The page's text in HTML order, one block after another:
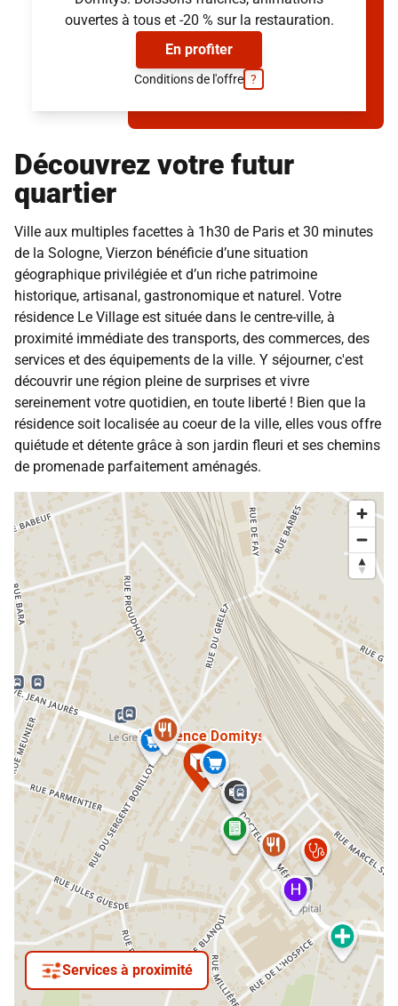
ouvertes à tous et -20 % sur la restauration.
En profiter
Conditions de l'offre ?
Découvrez votre futur
quartier
Ville aux multiples facettes à 1h30 de Paris et 30 minutes
de la Sologne, Vierzon bénéficie d’une situation
géographique privilégiée et d’un riche patrimoine
historique, artisanal, gastronomique et naturel. Votre
résidence Le Village est située dans le centre-ville, à
proximité immédiate des transports, des commerces, des
services et des équipements de la ville. Y séjourner, c'est
découvrir une région pleine de surprises et vivre
sereinement votre quotidien, en toute liberté ! Bien que la
résidence soit localisée au coeur de la ville, elles vous offre
quiétude et détente grâce à son jardin fleuri et ses chemins
de promenade parfaitement aménagés.
Services à proximité